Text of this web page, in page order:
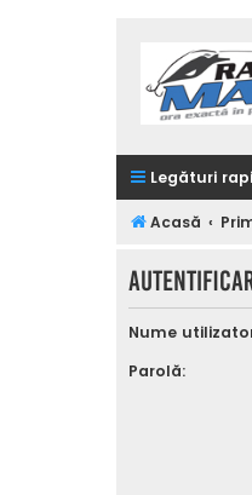
Legături
Acasă
Nume
Parolă: